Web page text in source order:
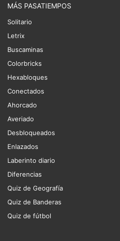
MÁS PASATIEMPOS
Solitario
Letrix
Buscaminas
Colorbricks
Hexabloques
Conectados
Ahorcado
Averiado
Desbloqueados
Enlazados
Laberinto diario
Diferencias
Quiz de Geografía
Quiz de Banderas
Quiz de fútbol